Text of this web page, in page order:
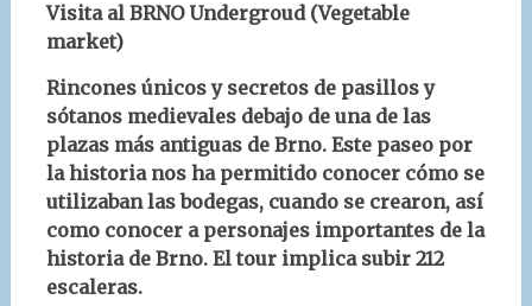
Visita al BRNO Undergroud (Vegetable
market)
Rincones únicos y secretos de pasillos y
sótanos medievales debajo de una de las
plazas más antiguas de Brno. Este paseo por
la historia nos ha permitido conocer cómo se
utilizaban las bodegas, cuando se crearon, así
como conocer a personajes importantes de la
historia de Brno. El tour implica subir 212
escaleras.